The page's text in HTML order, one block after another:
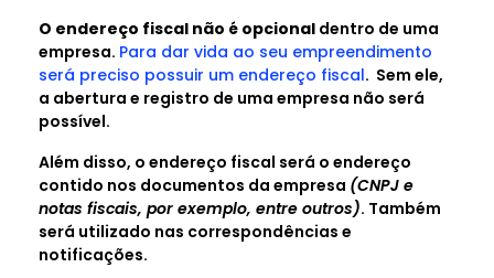
O endereço fiscal não é opcional dentro de uma
empresa. Para dar vida ao seu empreendimento
será preciso possuir um endereço fiscal. Sem ele,
a abertura e registro de uma empresa não será
possível.
Além disso, o endereço fiscal será o endereço
contido nos documentos da empresa (CNPJ e
notas fiscais, por exemplo, entre outros). Também
será utilizado nas correspondências e
notificações.